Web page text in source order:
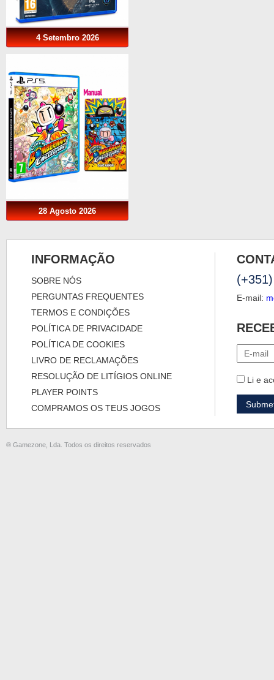
4 Setembro 2026
28 Agosto 2026
INFORMAÇÃO
SOBRE NÓS
PERGUNTAS FREQUENTES
TERMOS E CONDIÇÕES
POLÍTICA DE PRIVACIDADE
POLÍTICA DE COOKIES
LIVRO DE RECLAMAÇÕES
RESOLUÇÃO DE LITÍGIOS ONLINE
PLAYER POINTS
COMPRAMOS OS TEUS JOGOS
E-mail:
Li e
® Gamezone, Lda. Todos os direitos reservados